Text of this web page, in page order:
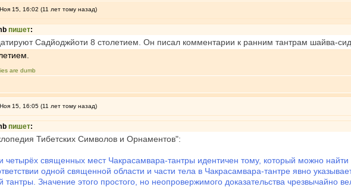
15, 16:02 (11 лет тому назад)
пишет:
Садйоджйоти 8 столетием. Он писал комментарии к ранним тантрам шайва-
are dumb
15, 16:05 (11 лет тому назад)
пишет:
Тибетских Символов и Орнаментов":
четырёх священных мест Чакрасамвара-тантры идентичен тому, который можно
одной священной области и части тела в Чакрасамвара-тантре явно
тантры. Значение этого простого, но неопровержимого доказательства чрезвычайно